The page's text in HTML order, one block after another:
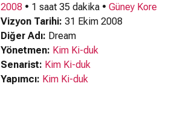
2008 • 1 saat 35 dakika • Güney Kore
Vizyon Tarihi: 31 Ekim 2008
Diğer Adı: Dream
Yönetmen: Kim Ki-duk
Senarist: Kim Ki-duk
Yapımcı: Kim Ki-duk